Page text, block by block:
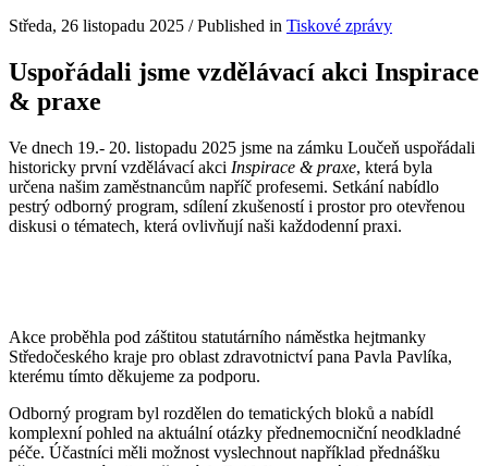
Středa, 26 listopadu 2025 /Published in Tiskové zprávy
Uspořádali jsme vzdělávací akci Inspirace
& praxe
Ve dnech 19.- 20. listopadu 2025 jsme na zámku Loučeň uspořádali
historicky první vzdělávací akci Inspirace & praxe, která byla
určena našim zaměstnancům napříč profesemi. Setkání nabídlo
pestrý odborný program, sdílení zkušeností i prostor pro otevřenou
diskusi o tématech, která ovlivňují naši každodenní praxi.
Akce proběhla pod záštitou statutárního náměstka hejtmanky
Středočeského kraje pro oblast zdravotnictví pana Pavla Pavlíka,
kterému tímto děkujeme za podporu.
Odborný program byl rozdělen do tematických bloků a nabídl
komplexní pohled na aktuální otázky přednemocniční neodkladné
péče. Účastníci měli možnost vyslechnout například přednášku